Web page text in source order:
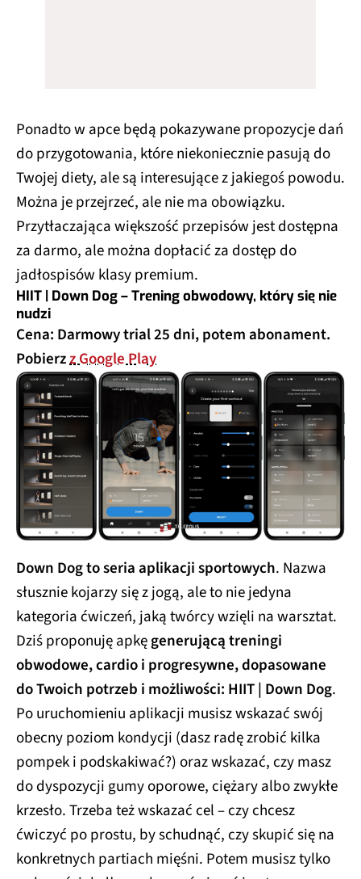
Ponadto w apce będą pokazywane propozycje dań
do przygotowania, które niekoniecznie pasują do
Twojej diety, ale są interesujące z jakiegoś powodu.
Można je przejrzeć, ale nie ma obowiązku.
Przytłaczająca większość przepisów jest dostępna
za darmo, ale można dopłacić za dostęp do
jadłospisów klasy premium.
HIIT | Down Dog – Trening obwodowy, który się nie
nudzi
Cena: Darmowy trial 25 dni, potem abonament.
Pobierzz Google Play
Down Dog to seria aplikacji sportowych. Nazwa
słusznie kojarzy się z jogą, ale to nie jedyna
kategoria ćwiczeń, jaką twórcy wzięli na warsztat.
Dziś proponuję apkęgenerującą treningi
obwodowe, cardio i progresywne, dopasowane
do Twoich potrzeb i możliwości: HIIT | Down Dog.
Po uruchomieniu aplikacji musisz wskazać swój
obecny poziom kondycji (dasz radę zrobić kilka
pompek i podskakiwać?) oraz wskazać, czy masz
do dyspozycji gumy oporowe, ciężary albo zwykłe
krzesło. Trzeba też wskazać cel – czy chcesz
ćwiczyć po prostu, by schudnąć, czy skupić się na
konkretnych partiach mięśni. Potem musisz tylko